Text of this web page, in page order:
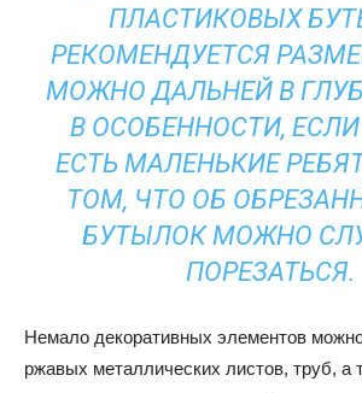
ПЛАСТИКОВЫХ
РЕКОМЕНДУЕТСЯ
МОЖНО ДАЛЬНЕЙ В
В ОСОБЕННОСТИ,
ЕСТЬ МАЛЕНЬКИЕ
ТОМ, ЧТО ОБ
БУТЫЛОК МОЖНО
ПОРЕЗАТЬСЯ.
Немало декоративных элементов
ржавых металлических листов, труб, а